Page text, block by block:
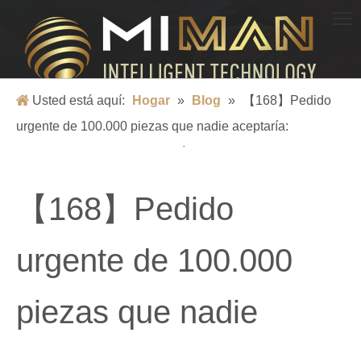
BLOG
La ciencia y la tecnología iluminan la vida y escolta un mundo mejor
Usted está aquí: Hogar » Blog »
【168】Pedido
urgente de 100.000 piezas que nadie aceptaría:
【168】Pedido
urgente de 100.000
piezas que nadie